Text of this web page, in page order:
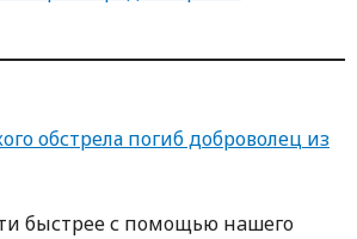
обстрела погиб доброволец из
быстрее с пoмoщью нaшегo